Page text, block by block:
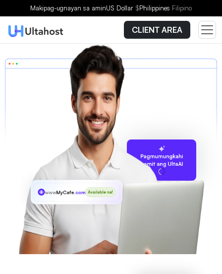
Makipag-ugnayan sa aminUS Dollar $Philippines Filipino
CLIENT AREA
Pagmumungkahi
gamit ang UltaAI
wwwMyCafe.com.esAvailable na!